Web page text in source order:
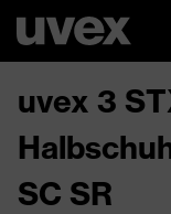
uvex 3
SC SR